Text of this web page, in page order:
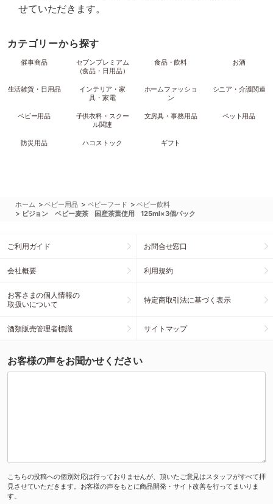
せていただきます。
カテゴリーから探す
催事商品
セブンプレミアム
（食品・日用品）
食品・飲料 お酒
生活雑貨・日用品
インテリア・家
具・家電
ホームファッショ
ン
シニア・介護関連
ベビー用品
子供衣料・スクー
ル関連
文房具・事務用品 ペット用品
防災用品 ハコストック ギフト
ホーム >ベビー用品 > ベビーフード >ベビー飲料
> ピジョン ベビー麦茶 国産茶葉使用 125ml×3個パック
ご利用ガイド お問合せ窓口
会社概要 利用規約
お客さまの個人情報の
取扱いについて
特定商取引法に基づく表示
酒類販売管理者標識 サイトマップ
お客様の声をお聞かせください
こちらの投稿への個別対応は行っておりませんが、頂いたご意見はスタッフがすべて拝
見させていただきます。お客様の声をもとに商品開発・サイト改善を行ってまいりま
す。